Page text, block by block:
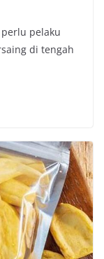
pelaku
di tengah